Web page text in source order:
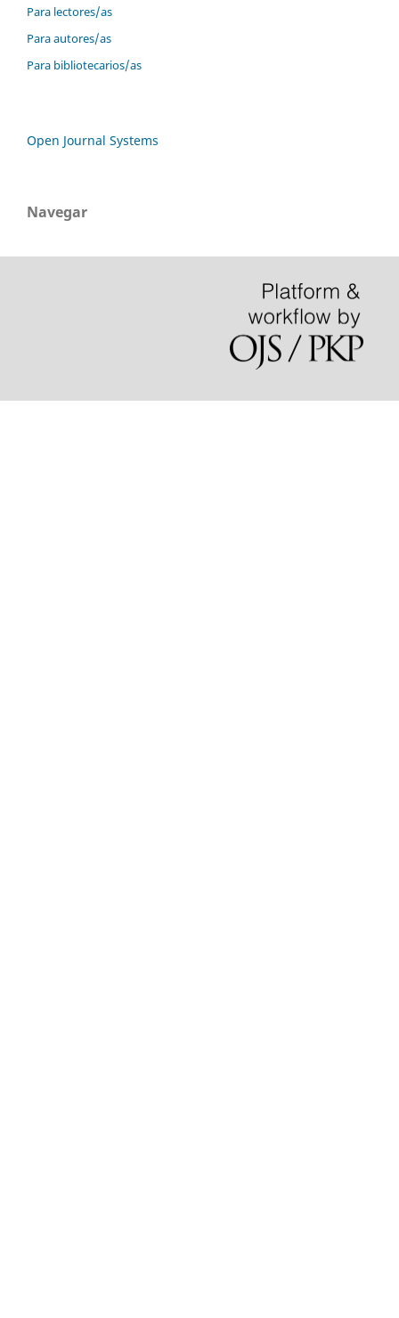
Para lectores/as
Para autores/as
Para bibliotecarios/as
Open Journal Systems
Navegar